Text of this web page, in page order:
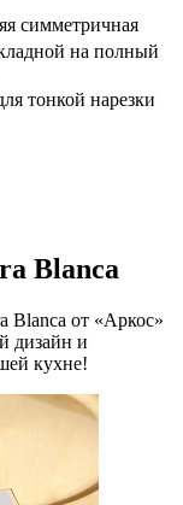
симметричная
на полный
тонкой нарезки
Blanca
Blanca от «Аркос»
дизайн и
кухне!